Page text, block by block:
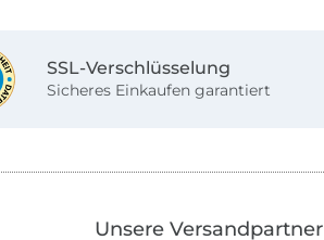
SSL-Verschlüsselung
Sicheres Einkaufen garantiert
Unsere Versandpartner